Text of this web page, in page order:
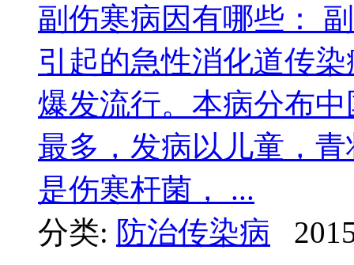
副伤寒病因有哪些：
引起的急性消化道传
爆发流行。本病分布
最多，发病以儿童，
是伤寒杆菌， ...
分类: 防治传染病